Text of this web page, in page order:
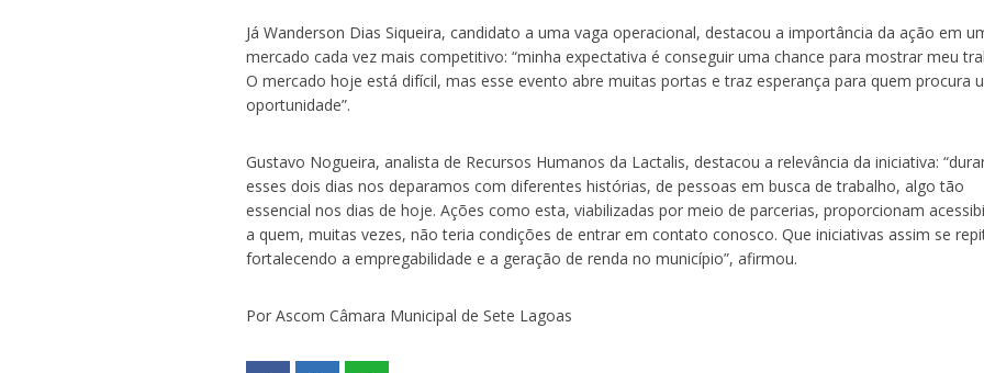
Já Wanderson Dias Siqueira, candidato a uma vaga operacional, destacou a importância da ação em
mercado cada vez mais competitivo: “minha expectativa é conseguir uma chance para mostrar meu
O mercado hoje está difícil, mas esse evento abre muitas portas e traz esperança para quem procura
oportunidade”.
Gustavo Nogueira, analista de Recursos Humanos da Lactalis, destacou a relevância da iniciativa:
esses dois dias nos deparamos com diferentes histórias, de pessoas em busca de trabalho, algo tão
essencial nos dias de hoje. Ações como esta, viabilizadas por meio de parcerias, proporcionam
a quem, muitas vezes, não teria condições de entrar em contato conosco. Que iniciativas assim se
fortalecendo a empregabilidade e a geração de renda no município”, afirmou.
Por Ascom Câmara Municipal de Sete Lagoas